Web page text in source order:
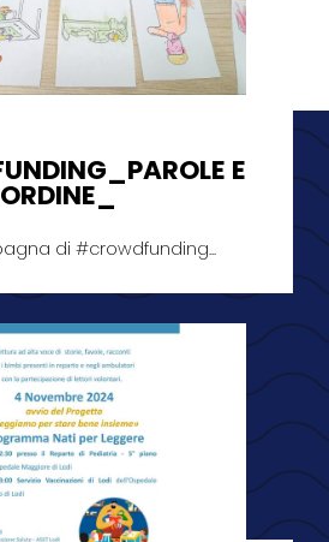
E
di #crowdfunding...